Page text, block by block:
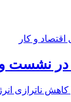
نشست